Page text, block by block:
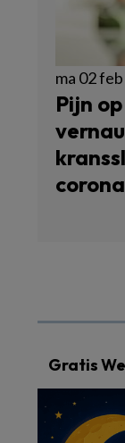
ma 02
Pijn
Gratis